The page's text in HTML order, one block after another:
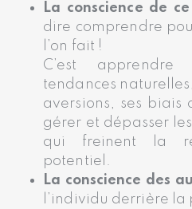
La conscience de
dire comprendre
l’on fait !
C’est
tendances
aversions, ses biais
gérer et dépasser
qui freinent la
potentiel.
La conscience des
l’individu derrière